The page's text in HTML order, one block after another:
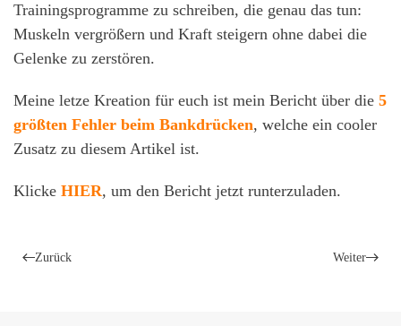
Trainingsprogramme zu schreiben, die genau das tun:
Muskeln vergrößern und Kraft steigern ohne dabei die
Gelenke zu zerstören.
Meine letze Kreation für euch ist mein Bericht über die 5
größten Fehler beim Bankdrücken, welche ein cooler
Zusatz zu diesem Artikel ist.
Klicke HIER, um den Bericht jetzt runterzuladen.
Zurück Weiter